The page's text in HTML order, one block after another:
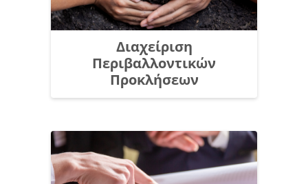
Διαχείριση
Περιβαλλοντικών
Προκλήσεων